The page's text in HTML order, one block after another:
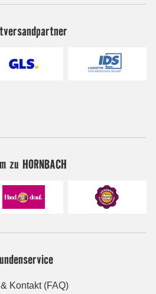
zu HORNBACH
Kontakt (FAQ)